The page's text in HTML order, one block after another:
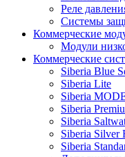
Реле
Системы
Коммерческие
Модули
Коммерческие
Siberia Blue
Siberia Lite
Siberia
Siberia
Siberia
Siberia Silver
Siberia